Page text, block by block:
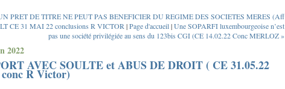
PRET DE TITRE NE PEUT PAS BENEFICIER DU REGIME DES SOCIETES MERES (Aff
CE 31 MAI 22 conclusions R VICTOR |Page d'accueil|Une SOPARFI luxembourgeoise n’est
pas une société privilégiée au sens du 123bis CGI (CE 14.02.22 Conc MERLOZ »
2022
AVEC SOULTE et ABUS DE DROIT ( CE 31.05.22
conc R Victor)